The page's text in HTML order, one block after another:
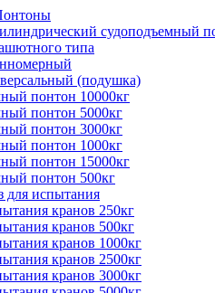
судоподъемный
типа
(подушка)
понтон 10000кг
понтон 5000кг
понтон 3000кг
понтон 1000кг
понтон 15000кг
понтон 500кг
для испытания
кранов 250кг
кранов 500кг
кранов 1000кг
кранов 2500кг
кранов 3000кг